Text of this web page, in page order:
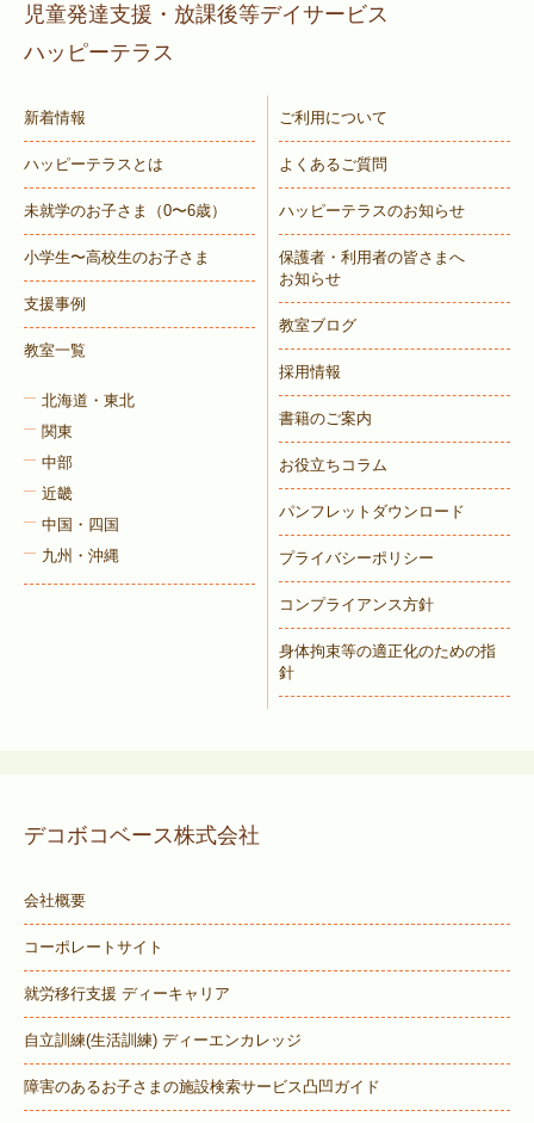
児童発達支援・放課後等デイサービス
ハッピーテラス
新着情報
ハッピーテラスとは
未就学のお子さま （0〜6歳）
小学生〜高校生のお子さま
支援事例
教室一覧
北海道・東北
関東
中部
近畿
中国・四国
九州・沖縄
ご利用について
よくあるご質問
ハッピーテラスのお知らせ
保護者・利用者の皆さまへ
お知らせ
教室ブログ
採用情報
書籍のご案内
お役立ちコラム
パンフレットダウンロード
プライバシーポリシー
コンプライアンス方針
身体拘束等の適正化のための指
針
デコボコベース株式会社
会社概要
コーポレートサイト
就労移行支援 ディーキャリア
自立訓練(生活訓練) ディーエンカレッジ
障害のあるお子さまの施設検索サービス凸凹ガイド